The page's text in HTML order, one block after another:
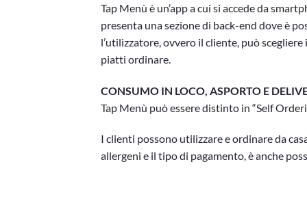
Tap Menù è un’app a cui si accede da
presenta una sezione di back-end dove è
l’utilizzatore, ovvero il cliente, può
piatti ordinare.
CONSUMO IN LOCO, ASPORTO E
Tap Menù può essere distinto in “Self
I clienti possono utilizzare e ordinare da
allergeni e il tipo di pagamento, è anche